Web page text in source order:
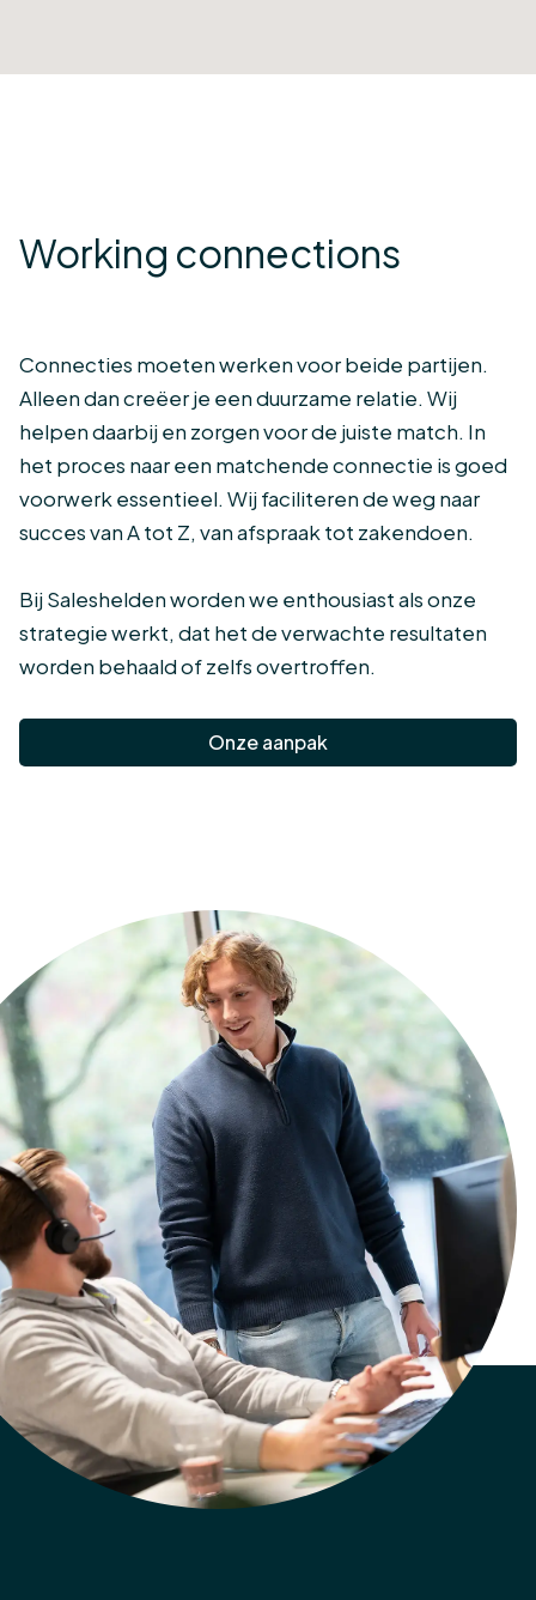
Working connections
Connecties moeten werken voor beide partijen.
Alleen dan creëer je een duurzame relatie. Wij
helpen daarbij en zorgen voor de juiste match. In
het proces naar een matchende connectie is goed
voorwerk essentieel. Wij faciliteren de weg naar
succes van A tot Z, van afspraak tot zakendoen.
Bij Saleshelden worden we enthousiast als onze
strategie werkt, dat het de verwachte resultaten
worden behaald of zelfs overtroffen.
Onze aanpak